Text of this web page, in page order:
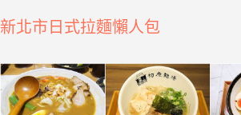
新北市日式拉麵懶人包